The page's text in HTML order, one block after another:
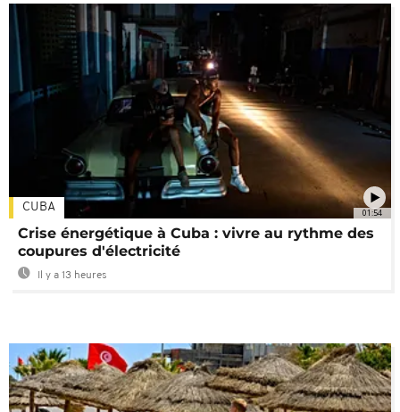
01:54
CUBA
Crise énergétique à Cuba : vivre au rythme des
coupures d'électricité
Il y a 13 heures